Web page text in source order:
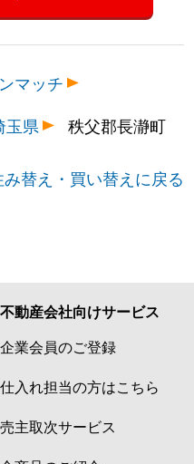
マッチ
玉県 秩父郡長瀞町
替え・買い替えに戻る
不動産会社向けサービス
企業会員のご登録
仕入れ担当の方はこちら
売主取次サービス